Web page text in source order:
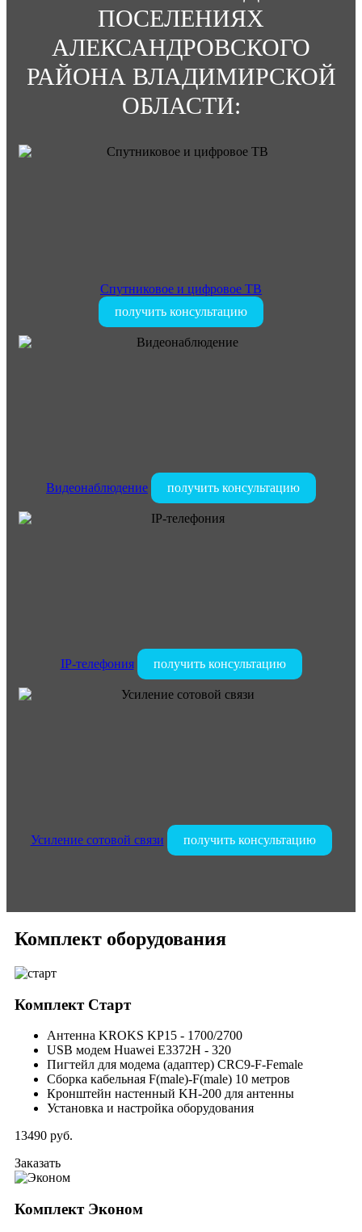
ПОСЕЛЕНИЯХ
АЛЕКСАНДРОВСКОГО
РАЙОНА ВЛАДИМИРСКОЙ
ОБЛАСТИ:
Спутниковое и цифровое ТВ
получить консультацию
Видеонаблюдение получить консультацию
IP-телефония получить консультацию
Усиление сотовой связи получить консультацию
Комплект оборудования
Комплект Старт
Антенна KROKS KP15 - 1700/2700
USB модем Huawei E3372H - 320
Пигтейл для модема (адаптер) CRC9-F-Female
Сборка кабельная F(male)-F(male) 10 метров
Кронштейн настенный KH-200 для антенны
Установка и настройка оборудования
13490 руб.
Заказать
Комплект Эконом